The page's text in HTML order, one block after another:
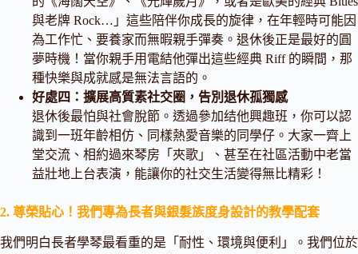
與老牌 Rock…」這些陪伴你成長的旋律，在年輕時可能因
為工作忙、要養家而無暇親手彈奏。退休後正是最好的圓
夢時機！當你親手用電結他彈出這些經典 Riff 的瞬間，那
種快樂與成就感是無法言語的。
好處四：擴展高質素社交圈，告別退休孤獨感
退休後最怕與社會脫節。透過參加结他興趣班，你可以認
識到一班年齡相仿、同樣熱愛音樂的同學仔。大家一齊上
堂交流、相約過來琴房「夾歌」、甚至在社區活動中老當
益壯地上台表演，能讓你的社交生活變得無比精彩！
2. 尊榮貼心！我們專為長者與銀髮族度身設計的教學配套
我們明白長者學琴最看重的是「耐性、環境與便利」。我們位於